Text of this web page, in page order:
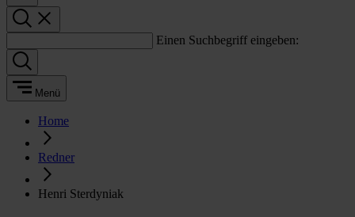
Einen Suchbegriff eingeben:
Menü
Home
Redner
Henri Sterdyniak